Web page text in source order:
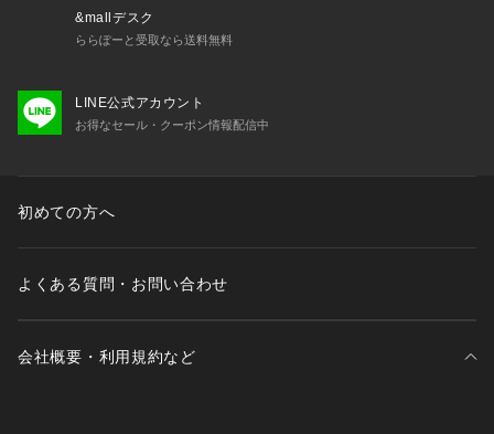
&mallデスク
ららぽーと受取なら送料無料
LINE公式アカウント
お得なセール・クーポン情報配信中
初めての方へ
よくある質問・お問い合わせ
会社概要・利用規約など